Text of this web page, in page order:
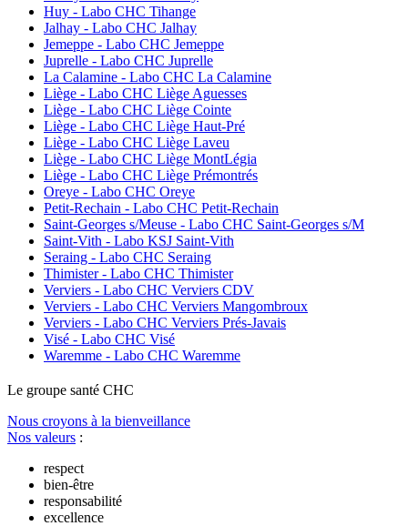
Huy - Labo CHC Tihange
Jalhay - Labo CHC Jalhay
Jemeppe - Labo CHC Jemeppe
Juprelle - Labo CHC Juprelle
La Calamine - Labo CHC La Calamine
Liège - Labo CHC Liège Aguesses
Liège - Labo CHC Liège Cointe
Liège - Labo CHC Liège Haut-Pré
Liège - Labo CHC Liège Laveu
Liège - Labo CHC Liège MontLégia
Liège - Labo CHC Liège Prémontrés
Oreye - Labo CHC Oreye
Petit-Rechain - Labo CHC Petit-Rechain
Saint-Georges s/Meuse - Labo CHC Saint-Georges s/M
Saint-Vith - Labo KSJ Saint-Vith
Seraing - Labo CHC Seraing
Thimister - Labo CHC Thimister
Verviers - Labo CHC Verviers CDV
Verviers - Labo CHC Verviers Mangombroux
Verviers - Labo CHC Verviers Prés-Javais
Visé - Labo CHC Visé
Waremme - Labo CHC Waremme
Le groupe santé CHC
Nous croyons à la bienveillance
Nos valeurs :
respect
bien-être
responsabilité
excellence